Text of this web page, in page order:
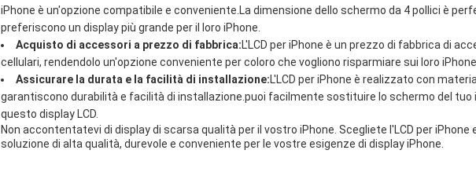
iPhone è un'opzione compatibile e conveniente.La dimensione dello schermo da 4 pollici è
preferiscono un display più grande per il loro iPhone.
Acquisto di accessori a prezzo di fabbrica:L'LCD per iPhone è un prezzo di fabbrica di
cellulari, rendendolo un'opzione conveniente per coloro che vogliono risparmiare sui loro
Assicurare la durata e la facilità di installazione:L'LCD per iPhone è realizzato con
garantiscono durabilità e facilità di installazione.puoi facilmente sostituire lo schermo del tuo
questo display LCD.
Non accontentatevi di display di scarsa qualità per il vostro iPhone. Scegliete l'LCD per iPhone
soluzione di alta qualità, durevole e conveniente per le vostre esigenze di display iPhone.